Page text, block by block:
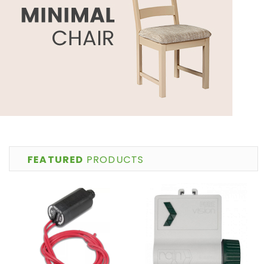
FEATURED PRODUCTS